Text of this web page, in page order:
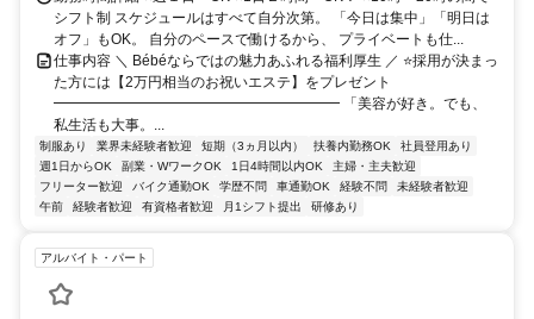
シフト制 スケジュールはすべて自分次第。 「今日は集中」「明日は
オフ」もOK。 自分のペースで働けるから、 プライベートも仕...
仕事内容 ＼ Bébéならではの魅力あふれる福利厚生 ／ ⭐採用が決まっ
た方には【2万円相当のお祝いエステ】をプレゼント
━━━━━━━━━━━━━━━━━━━━ 「美容が好き。でも、
私生活も大事。...
制服あり 業界未経験者歓迎 短期（3ヵ月以内） 扶養内勤務OK
社員登用あり
週1日からOK
副業・WワークOK 1日4時間以内OK
主婦・主夫歓迎
フリーター歓迎
バイク通勤OK 学歴不問 車通勤OK 経験不問
未経験者歓迎
午前
経験者歓迎 有資格者歓迎 月1シフト提出 研修あり
アルバイト・パート